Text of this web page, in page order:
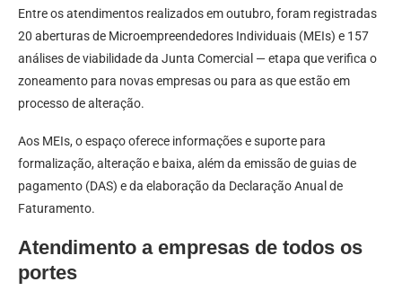
Entre os atendimentos realizados em outubro, foram registradas
20 aberturas de Microempreendedores Individuais (MEIs) e 157
análises de viabilidade da Junta Comercial — etapa que verifica o
zoneamento para novas empresas ou para as que estão em
processo de alteração.
Aos MEIs, o espaço oferece informações e suporte para
formalização, alteração e baixa, além da emissão de guias de
pagamento (DAS) e da elaboração da Declaração Anual de
Faturamento.
Atendimento a empresas de todos os
portes